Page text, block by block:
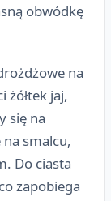
obwódkę
na
żółtek jaj,
się na
na smalcu,
Do ciasta
zapobiega